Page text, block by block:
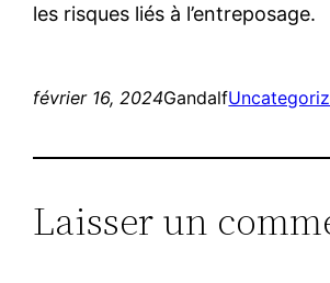
les risques liés à l’entreposage.
février 16, 2024Gandalf
Laisser un